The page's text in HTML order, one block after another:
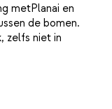
metPlanai en
de bomen.
zelfs niet in